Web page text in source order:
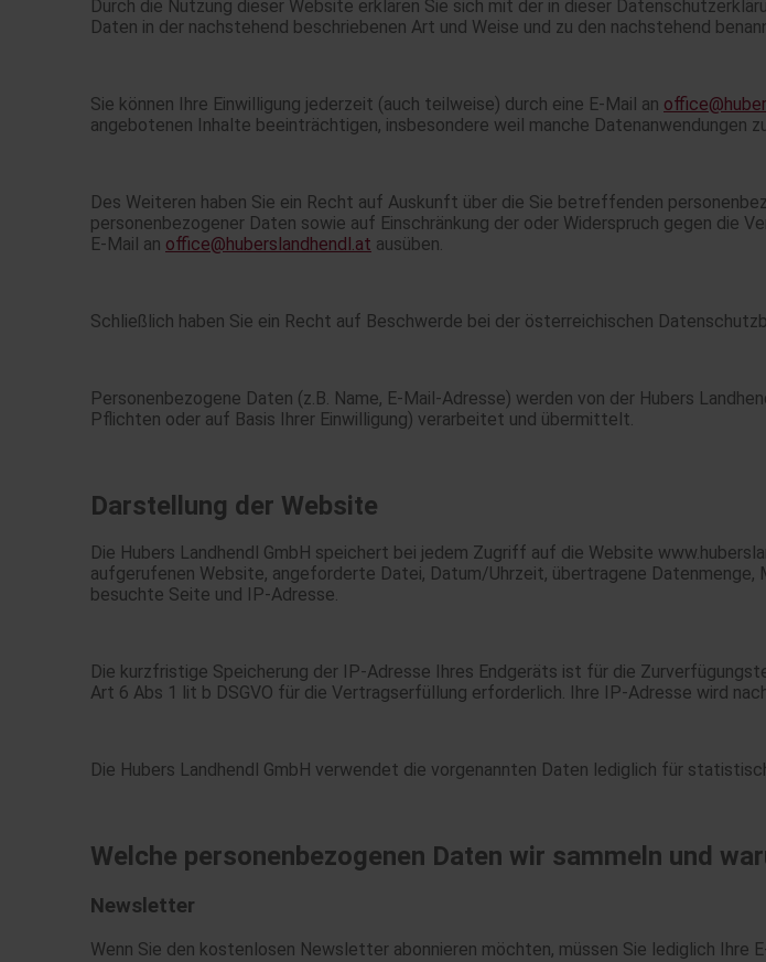
Durch die Nutzung dieser Website erklären Sie sich mit der in dieser
Daten in der nachstehend beschriebenen Art und Weise und zu den nachstehend
Sie können Ihre Einwilligung jederzeit (auch teilweise) durch eine E-Mail an
angebotenen Inhalte beeinträchtigen, insbesondere weil manche Datenanwendungen
Des Weiteren haben Sie ein Recht auf Auskunft über die Sie betreffenden
personenbezogener Daten sowie auf Einschränkung der oder Widerspruch gegen die
E-Mail an office@huberslandhendl.at ausüben.
Schließlich haben Sie ein Recht auf Beschwerde bei der österreichischen
Personenbezogene Daten (z.B. Name, E-Mail-Adresse) werden von der Hubers
Pflichten oder auf Basis Ihrer Einwilligung) verarbeitet und übermittelt.
Darstellung der Website
Die Hubers Landhendl GmbH speichert bei jedem Zugriff auf die Website
aufgerufenen Website, angeforderte Datei, Datum/Uhrzeit, übertragene
besuchte Seite und IP-Adresse.
Die kurzfristige Speicherung der IP-Adresse Ihres Endgeräts ist für die
Art 6 Abs 1 lit b DSGVO für die Vertragserfüllung erforderlich. Ihre IP-Adresse wird
Die Hubers Landhendl GmbH verwendet die vorgenannten Daten lediglich für
Welche personenbezogenen Daten wir sammeln und
Newsletter
Wenn Sie den kostenlosen Newsletter abonnieren möchten, müssen Sie lediglich